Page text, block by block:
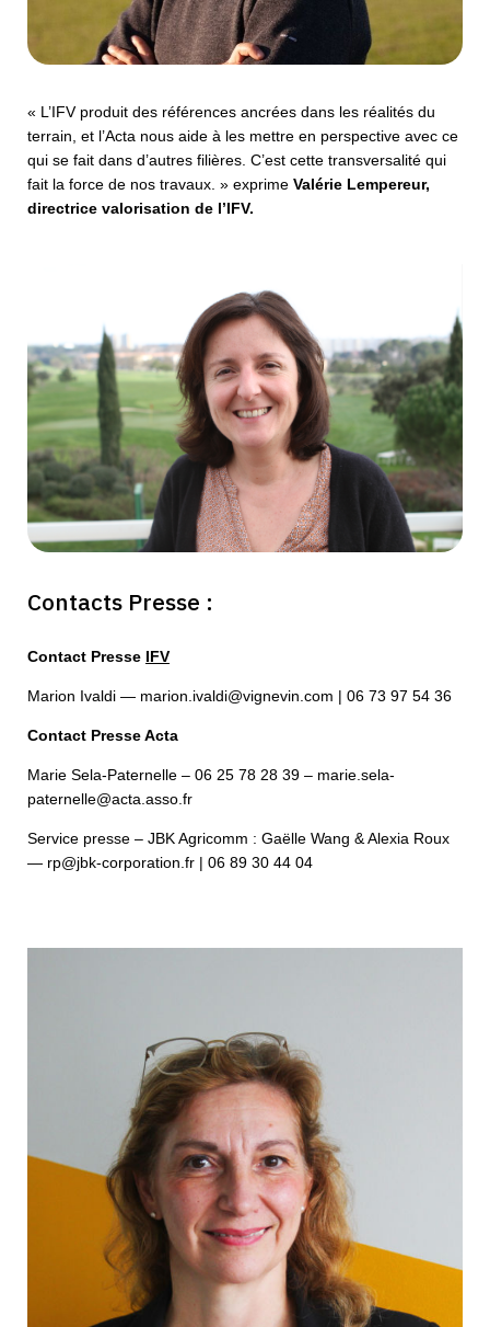
« L’IFV produit des références ancrées dans les réalités du
terrain, et l’Acta nous aide à les mettre en perspective avec ce
qui se fait dans d’autres filières. C’est cette transversalité qui
fait la force de nos travaux. » exprime Valérie Lempereur,
directrice valorisation de l’IFV.
Contacts Presse :
Contact Presse IFV
Marion Ivaldi — marion.ivaldi@vignevin.com | 06 73 97 54 36
Contact Presse Acta
Marie Sela-Paternelle – 06 25 78 28 39 – marie.sela-
paternelle@acta.asso.fr
Service presse – JBK Agricomm : Gaëlle Wang & Alexia Roux
— rp@jbk-corporation.fr | 06 89 30 44 04